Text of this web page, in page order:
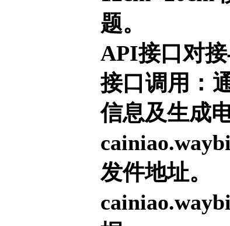
题。
API接口对
接口调用：
信息及生成
发件地址。